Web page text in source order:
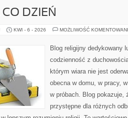
DZIEŃ
KWI - 6 - 2026 MOŻLIWOŚĆ
Blog religijny dedykowany
codzienność z
którym wiara nie jest
obecna w domu, w pracy,
w próbach. Blog pokazuje,
przystępne dla różnych